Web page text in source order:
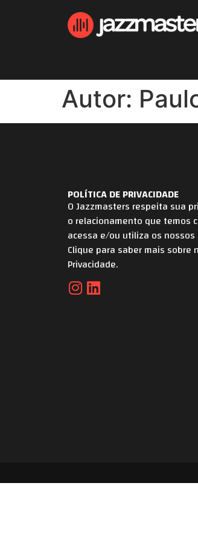
Autor:
POLÍTICA DE PRIVACIDADE
O Jazzmasters respeita sua
o relacionamento que temos
acessa e/ou utiliza os nossos
Clique para saber mais sobre
Privacidade.